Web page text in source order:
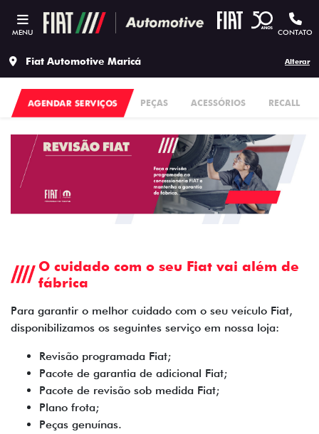
MENU CONTATO
Fiat Automotive Maricá Alterar
AGENDAR SERVIÇOS PEÇAS ACESSÓRIOS RECALL
O cuidado com o seu Fiat vai além de
fábrica
Para garantir o melhor cuidado com o seu veículo Fiat,
disponibilizamos os seguintes serviço em nossa loja:
Revisão programada Fiat;
Pacote de garantia de adicional Fiat;
Pacote de revisão sob medida Fiat;
Plano frota;
Peças genuínas.